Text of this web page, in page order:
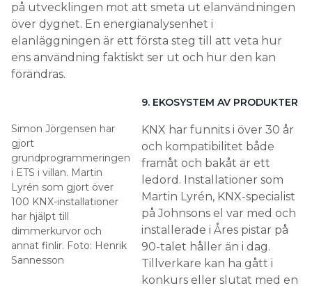
på utvecklingen mot att smeta ut elanvändningen
över dygnet. En energianalysenhet i
elanläggningen är ett första steg till att veta hur
ens användning faktiskt ser ut och hur den kan
förändras.
Simon Jörgensen har
gjort
grundprogrammeringen
i ETS i villan. Martin
Lyrén som gjort över
100 KNX-installationer
har hjälpt till
dimmerkurvor och
annat finlir. Foto: Henrik
Sannesson
9. EKOSYSTEM AV PRODUKTER
KNX har funnits i över 30 år
och kompatibilitet både
framåt och bakåt är ett
ledord. Installationer som
Martin Lyrén, KNX-specialist
på Johnsons el var med och
installerade i Åres pistar på
90-talet håller än i dag.
Tillverkare kan ha gått i
konkurs eller slutat med en